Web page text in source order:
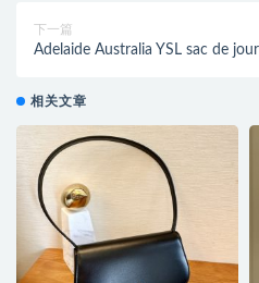
下一篇
Adelaide Australia YSL sac de
相关文章